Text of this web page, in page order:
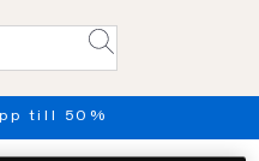
till 50%